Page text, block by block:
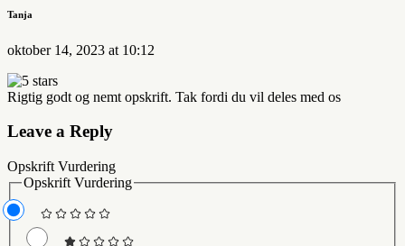
Tanja
oktober 14, 2023 at 10:12
Rigtig godt og nemt opskrift. Tak fordi du vil deles med os
Leave a Reply
Opskrift Vurdering
Opskrift Vurdering